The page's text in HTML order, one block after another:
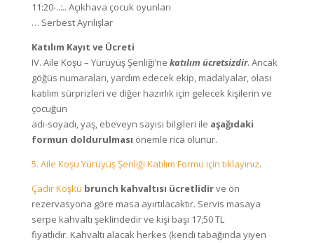
11:20-..:.. Açıkhava çocuk oyunları
… Serbest Ayrılışlar
Katılım Kayıt ve Ücreti
IV. Aile Koşu – Yürüyüş Şenliği’ne katılım ücretsizdir. Ancak
göğüs numaraları, yardım edecek ekip, madalyalar, olası
katılım sürprizleri ve diğer hazırlık için gelecek kişilerin ve
çocuğun
adı-soyadı, yaş, ebeveyn sayısı bilgileri ile aşağıdaki
formun doldurulması önemle rica olunur.
5. Aile Koşu Yürüyüş Şenliği Katılım Formu için tıklayınız.
Çadır Köşkü brunch kahvaltısı ücretlidirve ön
rezervasyona göre masa ayırtılacaktır. Servis masaya
serpe kahvaltı şeklindedir ve kişi başı 17,50 TL
fiyatlıdır. Kahvaltı alacak herkes (kendi tabağında yiyen